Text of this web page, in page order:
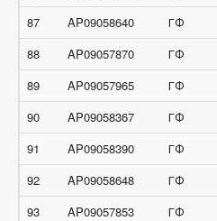
87
AP09058640 ГФ
88
AP09057870 ГФ
89
AP09057965 ГФ
90
AP09058367 ГФ
91
AP09058390 ГФ
92
AP09058648 ГФ
93
AP09057853 ГФ